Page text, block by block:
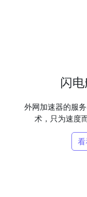
闪
外网加速器的服
术，只为速度